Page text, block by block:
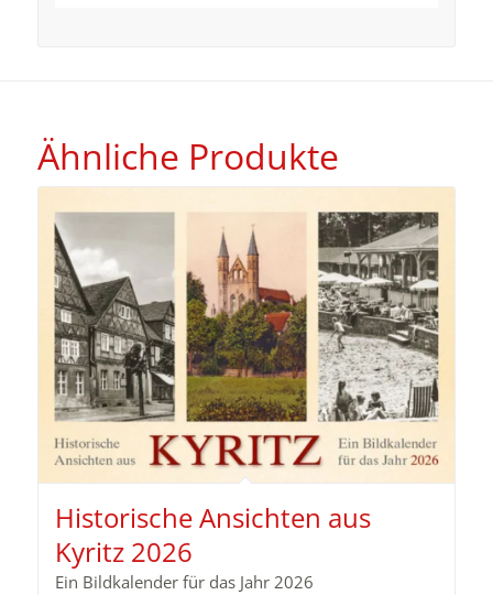
Ähnliche Produkte
Historische Ansichten aus
Kyritz 2026
Ein Bildkalender für das Jahr 2026